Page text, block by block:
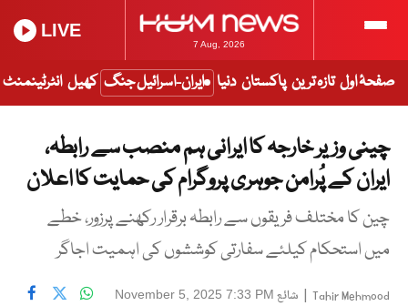
7 Aug, 2026
LIVE
صفحۂ اول تازہ ترین پاکستان دنیا ایران-اسرائیل جنگ کھیل انٹرٹینمنٹ
چینی وزیر خارجہ کا ایرانی ہم منصب سے رابطہ،
ایران کے پُرامن جوہری پروگرام کی حمایت کا اعلان
چین کا مختلف فریقوں سے رابطہ برقرار رکھنے پرزور، خطے
میں استحکام کیلئے سفارتی کوششوں کی اہمیت اجاگر
Tahir Mehmood
| شائع November 5, 2025 7:33 PM